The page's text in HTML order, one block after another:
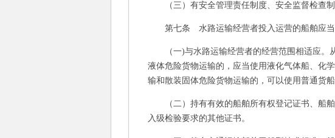
（三）有安全管理责任制度、安全监督检查制
第七条 水路运输经营者投入运营的船舶应当
（一)与水路运输经营者的经营范围相适应。
液体危险货物运输的，应当使用液化气体船、化
输和散装固体危险货物运输的，可以使用普通货船
（二）持有有效的船舶所有权登记证书、船舶
入级检验要求的其他证书。